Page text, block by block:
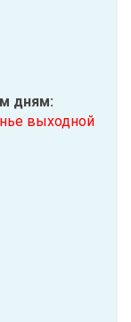
дням:
выходной